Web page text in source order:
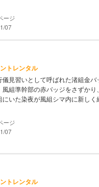
07
トレンタル
見習いとして呼ばれた渚組金
組準幹部の赤バッジをさずか
にいた染夜が風組シマ内に新し
07
トレンタル